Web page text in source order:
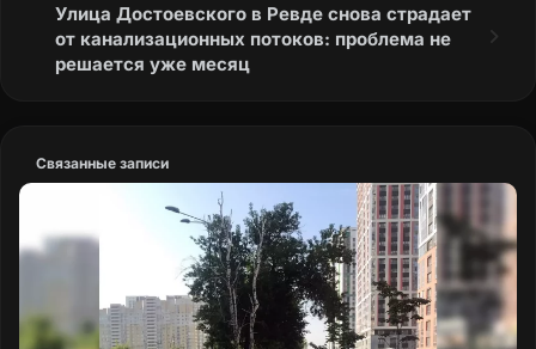
Улица Достоевского в Ревде снова страдает
от канализационных потоков: проблема не
решается уже месяц
Связанные записи